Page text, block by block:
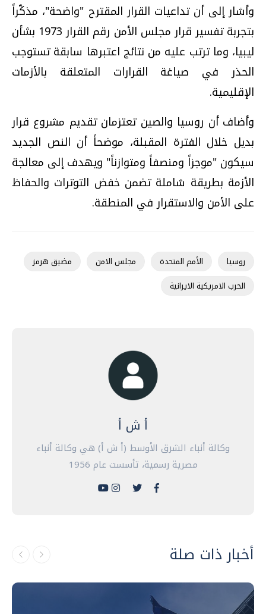
وأشار إلى أن تداعيات القرار المقترح "واضحة"، مذكّراً
بتجربة تفسير قرار مجلس الأمن رقم القرار 1973 بشأن
ليبيا، وما ترتب عليه من نتائج اعتبرها سابقة تستوجب
الحذر في صياغة القرارات المتعلقة بالأزمات
الإقليمية.
وأضاف أن روسيا والصين تعتزمان تقديم مشروع قرار
بديل خلال الفترة المقبلة، موضحاً أن النص الجديد
سيكون "موجزاً ومنصفاً ومتوازناً" ويهدف إلى معالجة
الأزمة بطريقة شاملة تضمن خفض التوترات والحفاظ
على الأمن والاستقرار في المنطقة.
روسيا الأمم المتحدة مجلس الامن
مضيق هرمز
الحرب الامريكية الايرانية
أ ش أ
وكالة أنباء الشرق الأوسط (أ ش أ) هي وكالة أنباء
مصرية رسمية، تأسست عام 1956
أخبار ذات صلة